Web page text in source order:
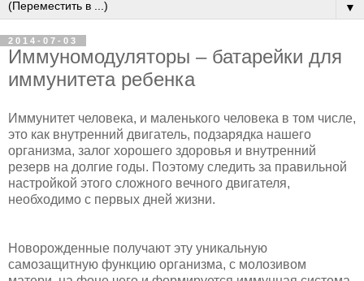
▼
2014-07-03
Иммуномодуляторы – батарейки для
иммунитета ребенка
Иммунитет человека, и маленького человека в том числе,
это как внутренний двигатель, подзарядка нашего
организма, залог хорошего здоровья и внутренний
резерв на долгие годы. Поэтому следить за правильной
настройкой этого сложного вечного двигателя,
необходимо с первых дней жизни.
Новорожденные получают эту уникальную
самозащитную функцию организма, с молозивом